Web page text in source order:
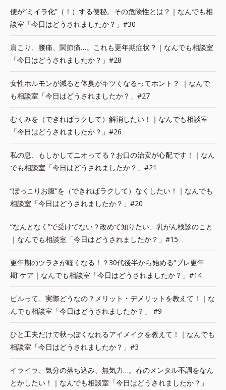
便が“ミイラ化”（！）する便秘。その危険性とは？｜なんでも相
談室「今日はどうされましたか？」#30
肩こり、腰痛、関節痛…。これも更年期症状？｜なんでも相談室
「今日はどうされましたか？」#28
女性ホルモンが減ると体臭がキツくなるってホント？ ｜なんで
も相談室「今日はどうされましたか？」#27
むくみを（できればラクして）解消したい！｜なんでも相談室
「今日はどうされましたか？」#26
私の息、もしかしてニオってる？お口の治安が心配です！｜なん
でも相談室「今日はどうされましたか？」#21
“ぽっこりお腹”を（できればラクして）なくしたい！｜なんでも
相談室「今日はどうされましたか？」#20
“なんとなく”で受けてない？改めて知りたい、乳がん検診のこと
｜なんでも相談室「今日はどうされましたか？」#15
更年期のツラさが軽くなる！？30代後半から始める“プレ更年
期”ケア｜なんでも相談室「今日はどうされましたか？」#14
ピルって、実際どうなの？メリット・デメリットを教えて！｜な
んでも相談室「今日はどうされましたか？」 #9
ひと工夫だけで秋っぽくなれるアイメイクを教えて！｜なんでも
相談室「今日はどうされましたか？」#3
イライラ、気分の落ち込み、無気力…。春のメンタル不調をなん
とかしたい！｜なんでも相談室「今日はどうされましたか？」